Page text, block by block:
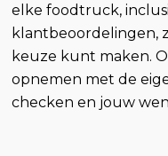
elke foodtruck,
klantbeoordelingen,
keuze kunt maken.
opnemen met de
checken en jouw